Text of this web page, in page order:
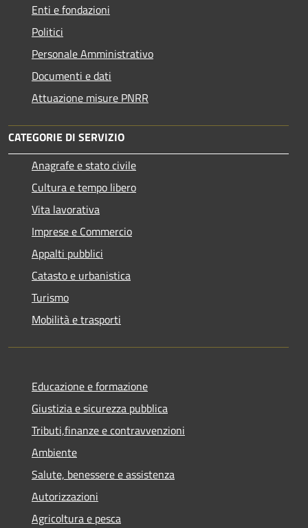
Enti e fondazioni
Politici
Personale Amministrativo
Documenti e dati
Attuazione misure PNRR
CATEGORIE DI SERVIZIO
Anagrafe e stato civile
Cultura e tempo libero
Vita lavorativa
Imprese e Commercio
Appalti pubblici
Catasto e urbanistica
Turismo
Mobilità e trasporti
Educazione e formazione
Giustizia e sicurezza pubblica
Tributi,finanze e contravvenzioni
Ambiente
Salute, benessere e assistenza
Autorizzazioni
Agricoltura e pesca